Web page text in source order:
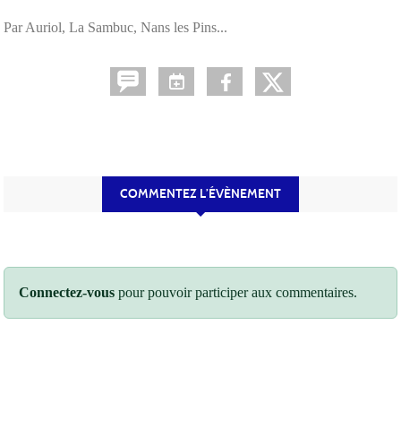
Par Auriol, La Sambuc, Nans les Pins...
COMMENTEZ L’ÉVÈNEMENT
Connectez-vous pour pouvoir participer aux commentaires.